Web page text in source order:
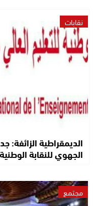
نقابات
الديمقراطية
الجهوي للنقابة
مجتمع